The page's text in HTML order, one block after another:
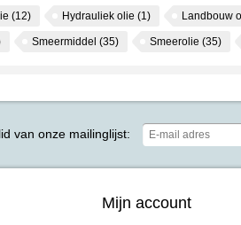
(12) Hydrauliek olie (1) Landbouw
Smeermiddel (35) Smeerolie (35)
van onze mailinglijst:
Mijn account